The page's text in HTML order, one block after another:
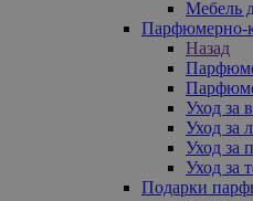
Мебель
Парфюмерно-
Назад
Уход за
Уход за
Уход за
Уход за
Подарки